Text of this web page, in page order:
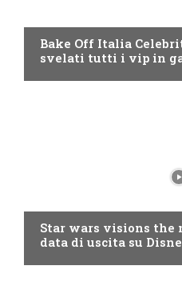
Bake Off Italia
svelati tutti i vip in
Star wars visions the
data di uscita su